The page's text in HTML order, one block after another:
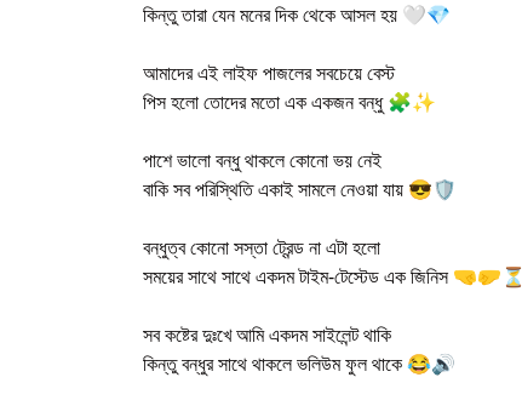
কিন্তু তারা যেন মনের দিক থেকে আসল হয় 🤍💎
আমাদের এই লাইফ পাজলের সবচেয়ে বেস্ট
পিস হলো তোদের মতো এক একজন বন্ধু 🧩✨
পাশে ভালো বন্ধু থাকলে কোনো ভয় নেই
বাকি সব পরিস্থিতি একাই সামলে নেওয়া যায় 😎🛡️
বন্ধুত্ব কোনো সস্তা ট্রেন্ড না এটা হলো
সময়ের সাথে সাথে একদম টাইম-টেস্টেড এক জিনিস 🤜🤛⏳
সব কষ্টের দুঃখে আমি একদম সাইলেন্ট থাকি
কিন্তু বন্ধুর সাথে থাকলে ভলিউম ফুল থাকে 😂🔊